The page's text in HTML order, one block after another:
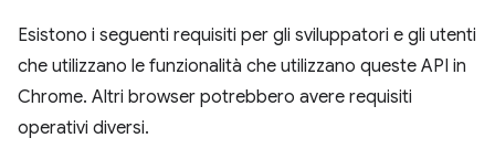
Esistono i seguenti requisiti per gli sviluppatori e gli utenti
che utilizzano le funzionalità che utilizzano queste API in
Chrome. Altri browser potrebbero avere requisiti
operativi diversi.